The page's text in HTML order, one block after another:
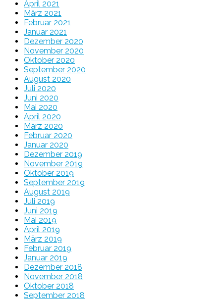
April 2021
März 2021
Februar 2021
Januar 2021
Dezember 2020
November 2020
Oktober 2020
September 2020
August 2020
Juli 2020
Juni 2020
Mai 2020
April 2020
März 2020
Februar 2020
Januar 2020
Dezember 2019
November 2019
Oktober 2019
September 2019
August 2019
Juli 2019
Juni 2019
Mai 2019
April 2019
März 2019
Februar 2019
Januar 2019
Dezember 2018
November 2018
Oktober 2018
September 2018